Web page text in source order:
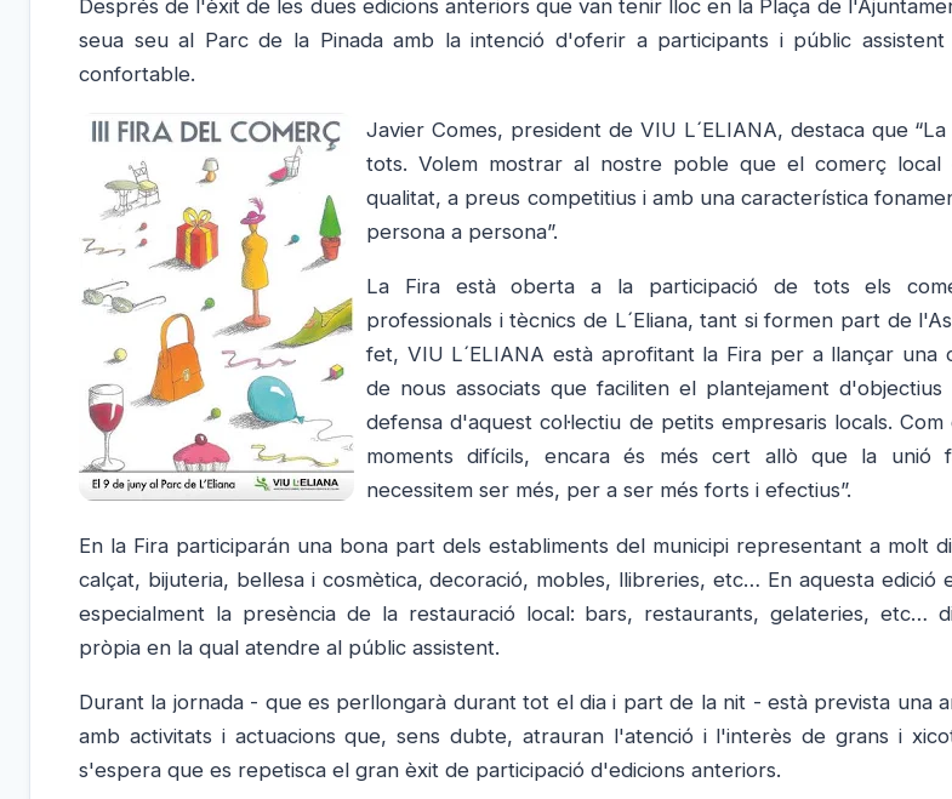
Després de l'èxit de les dues edicions anteriors que van tenir lloc en la Plaça de
seua seu al Parc de la Pinada amb la intenció d'oferir a participants i públic
confortable.
Javier Comes, president deVIU L´ELIANA, destaca que
tots. Volem mostrar al nostre poble que el comerç local
qualitat, a preus competitius i amb una característica
persona a persona”.
La Fira està oberta a la participació de tots els
professionals i tècnics de L´Eliana, tant si formen part de
fet, VIU L´ELIANA està aprofitant la Fira per a llançar una
de nous associats que faciliten el plantejament d'objectius
defensa d'aquest col·lectiu de petits empresaris locals. Com
moments difícils, encara és més cert allò que la unió
necessitem ser més, per a ser més forts i efectius”.
En la Fira participarán una bona part dels establiments del municipi representant a molt
calçat, bijuteria, bellesa i cosmètica, decoració, mobles, llibreries, etc… En aquesta edició
especialment la presència de la restauració local: bars, restaurants, gelateries, etc…
pròpia en la qual atendre al públic assistent.
Durant la jornada - que es perllongarà durant tot el dia i part de la nit - està prevista una
amb activitats i actuacions que, sens dubte, atrauran l'atenció i l'interès de grans i
s'espera que es repetisca el gran èxit de participació d'edicions anteriors.